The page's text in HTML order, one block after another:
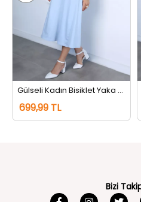
Gülseli Kadın Bisiklet Yaka Cepli Elbise Mavi
699,99 TL
Bizi